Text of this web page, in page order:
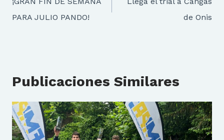
entradas
PARA JULIO PANDO!
de Onis
Publicaciones Similares